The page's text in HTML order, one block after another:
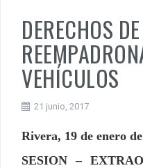
DERECHOS DE
VEHÍCULOS
21 junio, 2017
Rivera, 19 de enero
SESION –